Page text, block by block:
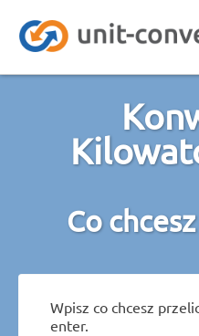
Co
Wpisz co chcesz
enter.